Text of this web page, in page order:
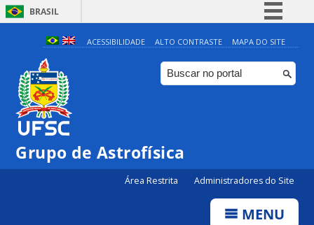
BRASIL
Simplifique!
Comunica BR
Participe
ACESSIBILIDADE ALTO CONTRASTE MAPA DO SITE
Grupo de Astrofísica
Área Restrita Administradores do Site
MENU